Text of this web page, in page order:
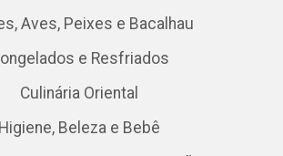
Aves, Peixes e Bacalhau
e Resfriados
Culinária Oriental
Higiene, Beleza e Bebê